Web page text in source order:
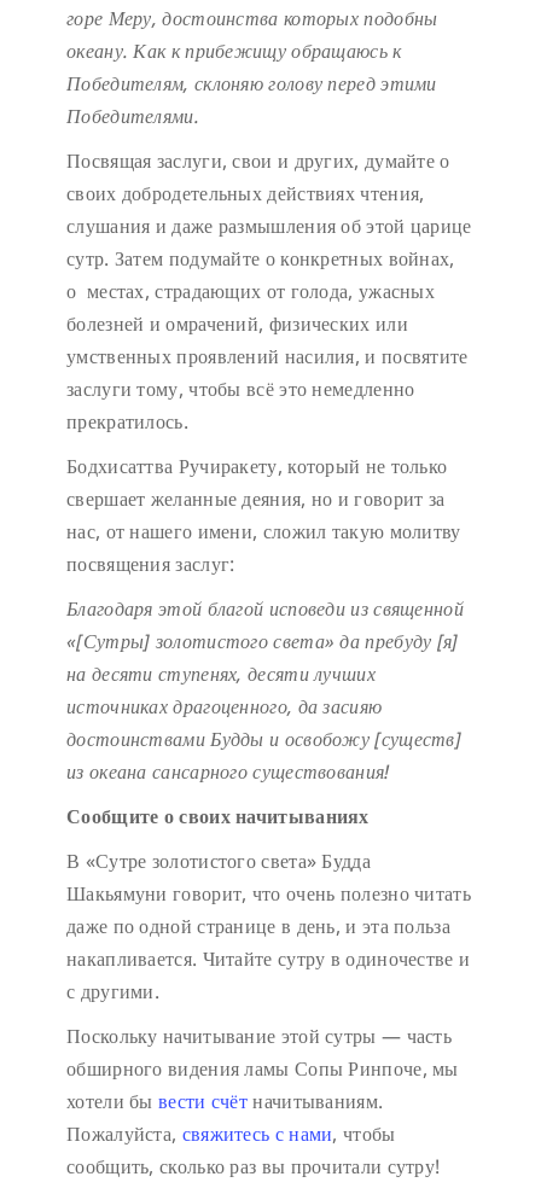
горе Меру, достоинства которых подобны
океану. Как к прибежищу обращаюсь к
Победителям, склоняю голову перед этими
Победителями.
Посвящая заслуги, свои и других, думайте о
своих добродетельных действиях чтения,
слушания и даже размышления об этой царице
сутр. Затем подумайте о конкретных войнах,
о местах, страдающих от голода, ужасных
болезней и омрачений, физических или
умственных проявлений насилия, и посвятите
заслуги тому, чтобы всё это немедленно
прекратилось.
Бодхисаттва Ручиракету, который не только
свершает желанные деяния, но и говорит за
нас, от нашего имени, сложил такую молитву
посвящения заслуг:
Благодаря этой благой исповедииз священной
«[Сутры] золотистого света» да пребуду [я]
на десяти ступенях, десяти лучших
источниках драгоценного, да засияю
достоинствами Будды и освобожу [существ]
из океана сансарного существования!
Сообщите о своих начитываниях
В «Сутре золотистого света» Будда
Шакьямуни говорит, что очень полезно читать
даже по одной странице в день, и эта польза
накапливается. Читайте сутру в одиночестве и
с другими.
Поскольку начитывание этой сутры — часть
обширного видения ламы Сопы Ринпоче, мы
хотели бы вести счётначитываниям.
Пожалуйста, свяжитесь с нами, чтобы
сообщить, сколько раз вы прочитали сутру!